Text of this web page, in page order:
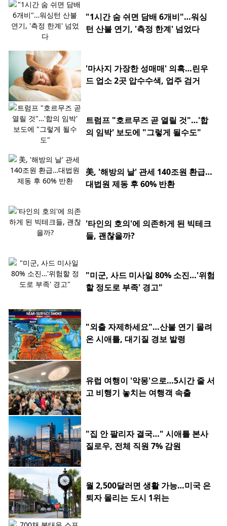
"1시간 숨 쉬면 담배 6개비"…워싱
턴 산불 연기, '측정 한계' 넘었다
'마사지 가장한 성매매' 의혹…린우
드 업소 2곳 압수수색, 업주 검거
트럼프 "호르무즈 곧 열릴 것"…'합
의 임박' 보도에 "그렇게 될수도"
美, '해방의 날' 관세 140조원 환급…
대법원 제동 후 60% 반환
'타인의 호의'에 의존하게 된 빅테크
들, 괜찮을까?
"미군, 사드 미사일 80% 소진…'위험
할 정도로 부족' 경고"
"외출 자제하세요"…산불 연기 몰려
온 시애틀, 대기질 경보 발령
유럽 여행이 '악몽'으로…5시간 줄 서
고 비행기 놓치는 여행객 속출
"집 안 팔리자 결국…" 시애틀 본사
질로우, 전체 직원 7% 감원
월 2,500달러면 생활 가능…미국 은
퇴자 몰리는 도시 1위는